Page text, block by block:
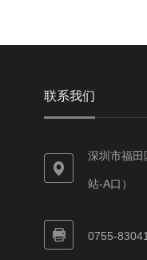
联系我们
深圳市福田
站-A口）
0755-